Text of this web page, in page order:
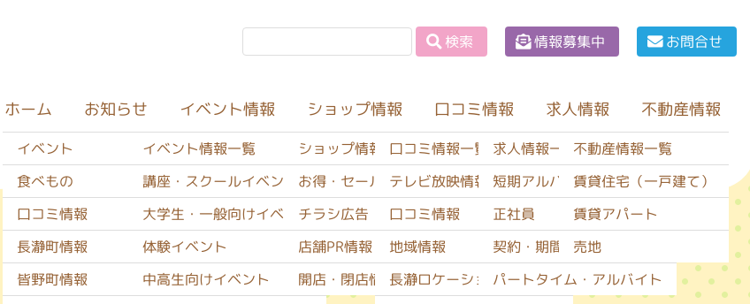
検索 情報募集中 お問合せ
ホーム お知らせ
イベント
食べもの
口コミ情報
長瀞町情報
皆野町情報
イベント情報
イベント情報一覧
講座・スクールイベント
大学生・一般向けイベント
体験イベント
中高生向けイベント
ショップ情報
ショップ情報一覧
お得・セール情報
チラシ広告
店舗PR情報
開店・閉店情報
口コミ情報
口コミ情報一覧
テレビ放映情報
口コミ情報
地域情報
長瀞ロケーションサービス
求人情報
求人情報一覧
短期アルバイト
正社員
契約・期間社員
パートタイム・アルバイト
不動産情報
不動産情報一覧
賃貸住宅（一戸建て）
賃貸アパート
売地
イベント